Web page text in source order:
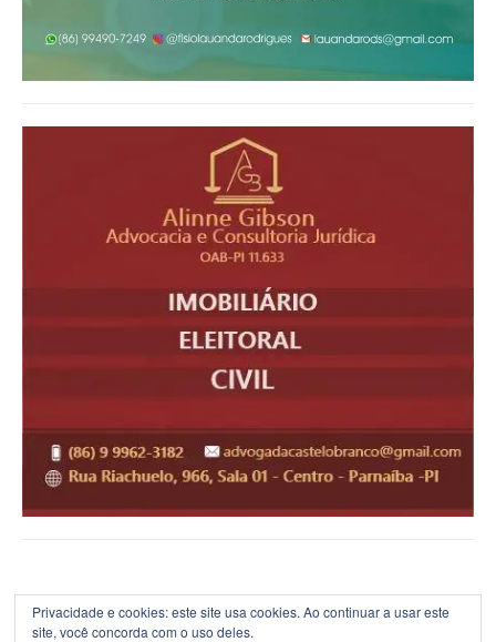
Privacidade e cookies: este site usa cookies. Ao continuar a usar este
site, você concorda com o uso deles.